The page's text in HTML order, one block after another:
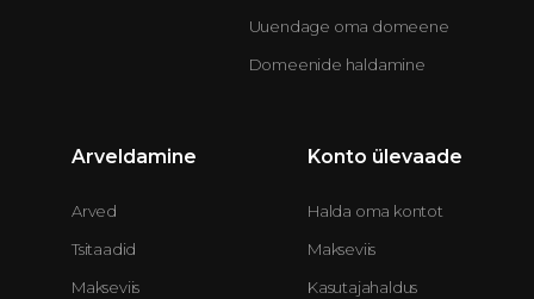
Uuendage oma domeene
Domeenide haldamine
Arveldamine
Arved
Tsitaadid
Makseviis
Konto ülevaade
Halda oma kontot
Makseviis
Kasutajahaldus